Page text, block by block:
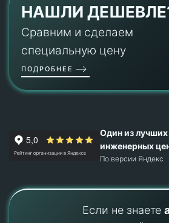
НАШЛИ
Сравним и сделаем
специальную цену
ПОДРОБНЕЕ
Один из
инженерных
По версии Яндекс
Если не знаете